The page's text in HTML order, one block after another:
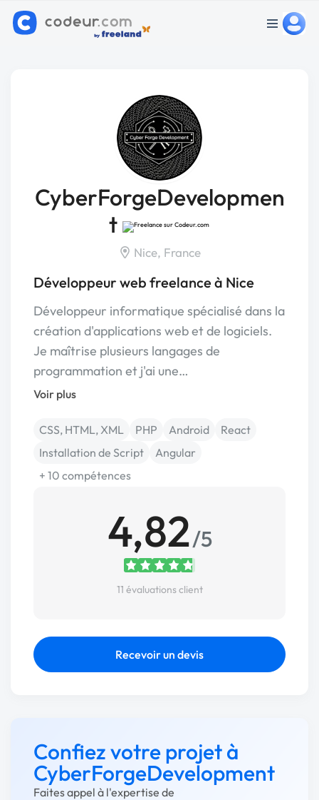
CyberForgeDevelopmen
t
Nice, France
Développeur web freelance à Nice
Développeur informatique spécialisé dans la
création d'applications web et de logiciels.
Je maîtrise plusieurs langages de
programmation et j'ai une…
Voir plus
CSS, HTML, XML PHP Android
React
Installation de Script
Angular
+ 10 compétences
4,82/5
11 évaluations client
Recevoir un devis
Confiez votre projet à
CyberForgeDevelopment
Faites appel à l'expertise de